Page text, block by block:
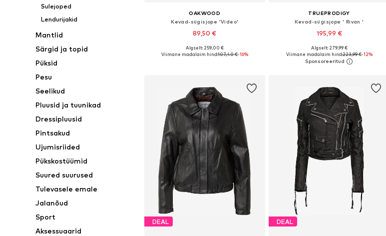
Sulejoped
Lendurijakid
Mantlid
Särgid ja topid
Püksid
Pesu
Seelikud
Pluusid ja tuunikad
Dressipluusid
Pintsakud
Ujumisriided
Pükskostüümid
Suured suurused
Tulevasele emale
Jalanõud
Sport
Aksessuaarid
OAKWOOD
Kevad-sügisjope 'Video'
89,50 €
Saadaolevad suurused: XS, S, M, XL
Algselt: 259,00 €
Viimane madalaim hind:107,40 €-16%
TRUEPRODIGY
Kevad-sügisjope ' Rivan '
195,99 €
Saadaolevad suurused: XS, S, M, L, XL
Lisa ostukorvi
Algselt: 279,99 €
Viimane madalaim hind:223,99 €-12%
DEAL DEAL